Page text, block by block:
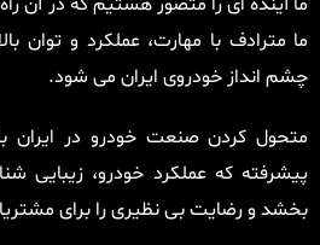
ما مترادف با مهارت، عملکرد و توان
چشم انداز خودروی ایران می شود.
متحول کردن صنعت خودرو در ایران
پیشرفته که عملکرد خودرو، زیبایی
بخشد و رضایت بی نظیری را برای